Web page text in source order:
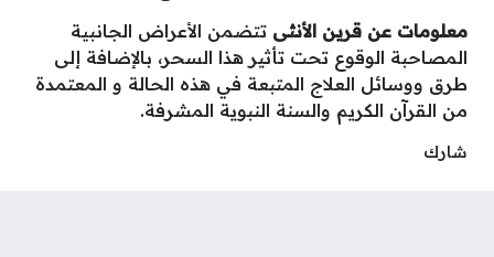
معلومات عن قرين الأنثى تتضمن الأعراض الجانبية
المصاحبة الوقوع تحت تأثير هذا السحر، بالإضافة إلى
طرق ووسائل العلاج المتبعة في هذه الحالة و المعتمدة
من القرآن الكريم والسنة النبوية المشرفة.
شارك